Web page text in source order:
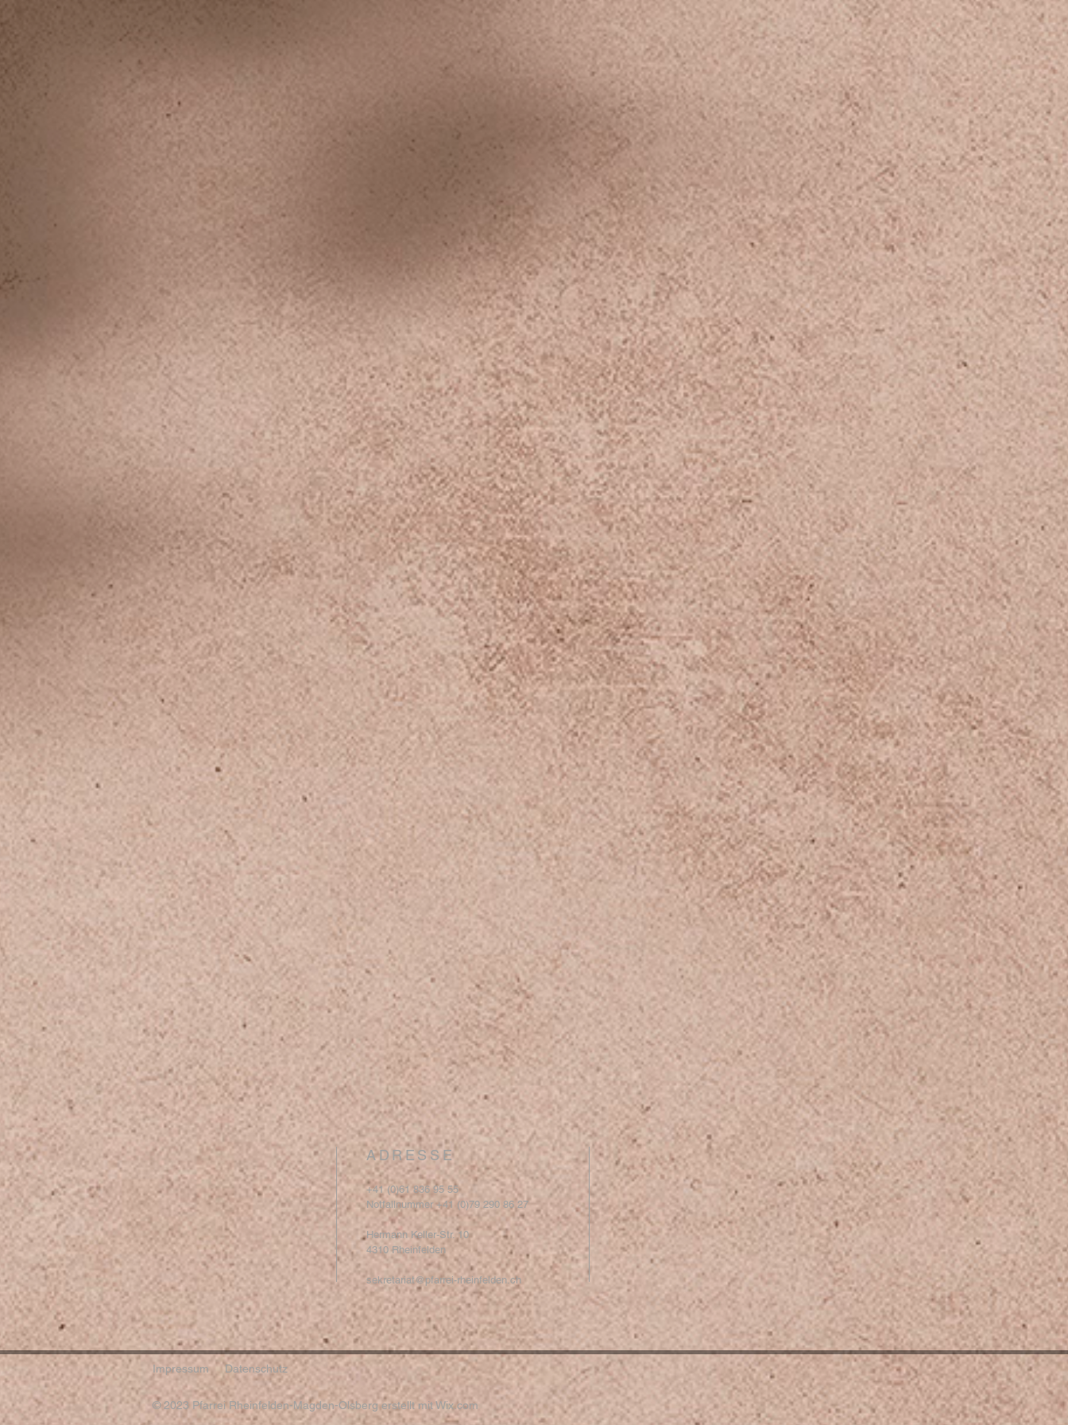
ADRESSE
+41 (0)61 836 95 55
Notfallnummer +41 (0)79 290 86 27
Hermann Keller-Str. 10
4310 Rheinfelden
sekretariat@pfarrei-rheinfelden.ch
Impressum Datenschutz
© 2023 Pfarrei Rheinfelden-Magden-Olsberg erstellt mitWix.com